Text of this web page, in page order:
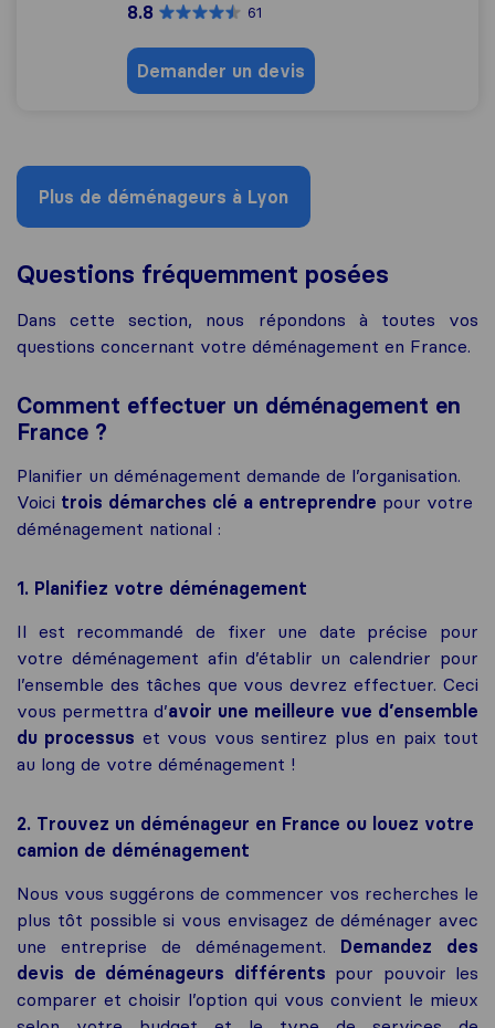
8.8 61
Demander un devis
Plus de déménageurs à Lyon
Questions fréquemment posées
Dans cette section, nous répondons à toutes vos
questions concernant votre déménagement en France.
Comment effectuer un déménagement en
France ?
Planifier un déménagement demande de l’organisation.
Voici trois démarches clé a entreprendre pour votre
déménagement national :
1. Planifiez votre déménagement
Il est recommandé de fixer une date précise pour
votre déménagement afin d’établir un calendrier pour
l’ensemble des tâches que vous devrez effectuer. Ceci
vous permettra d’avoir une meilleure vue d’ensemble
du processus et vous vous sentirez plus en paix tout
au long de votre déménagement !
2. Trouvez un déménageur en France ou louez votre
camion de déménagement
Nous vous suggérons de commencer vos recherches le
plus tôt possible si vous envisagez de déménager avec
une entreprise de déménagement. Demandez des
devis de déménageurs différents pour pouvoir les
comparer et choisir l’option qui vous convient le mieux